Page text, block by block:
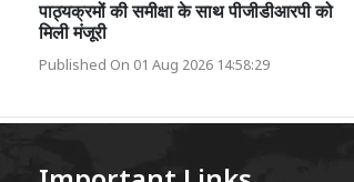
पाठ्यक्रमों की समीक्षा के साथ पीजीडीआरपी को
मिली मंजूरी
Published On 01 Aug 2026 14:58:29